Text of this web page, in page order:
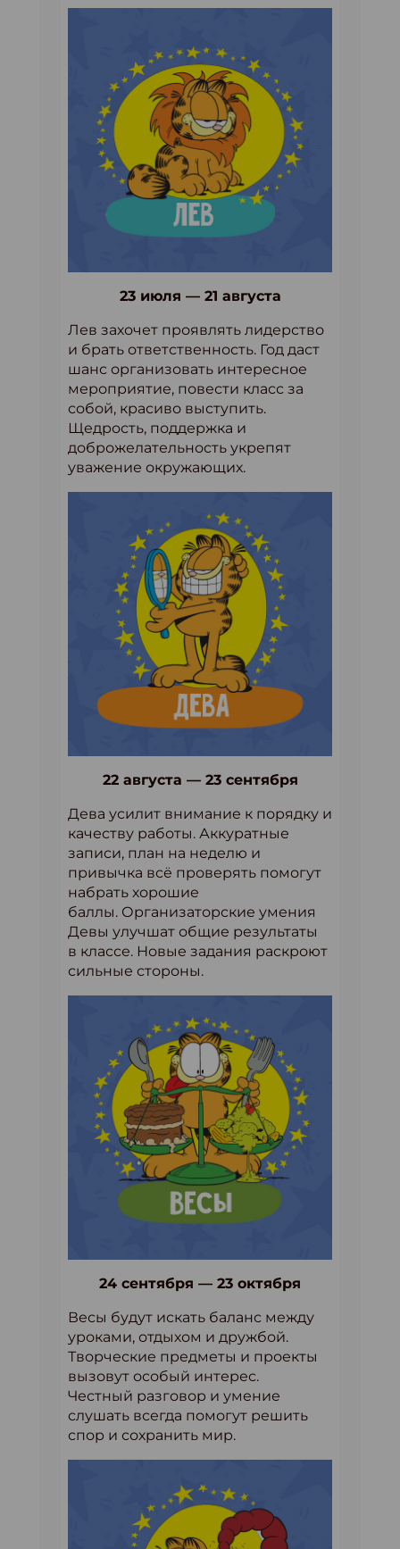
23 июля — 21 августа
Лев захочет проявлять лидерство
и брать ответственность. Год даст
шанс организовать интересное
мероприятие, повести класс за
собой, красиво выступить.
Щедрость, поддержка и
доброжелательность укрепят
уважение окружающих.
22 августа — 23 сентября
Дева усилит внимание к порядку и
качеству работы. Аккуратные
записи, план на неделю и
привычка всё проверять помогут
набрать хорошие
баллы. Организаторские умения
Девы улучшат общие результаты
в классе. Новые задания раскроют
сильные стороны.
24 сентября — 23 октября
Весы будут искать баланс между
уроками, отдыхом и дружбой.
Творческие предметы и проекты
вызовут особый интерес.
Честный разговор и умение
слушать всегда помогут решить
спор и сохранить мир.